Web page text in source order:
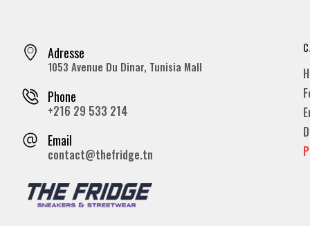
Adresse
1053 Avenue Du Dinar, Tunisia Mall
Phone
+216 29 533 214
Email
contact@thefridge.tn